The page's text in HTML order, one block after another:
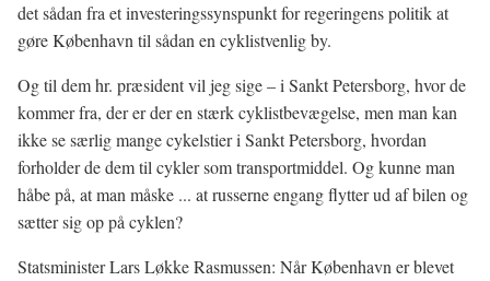
det sådan fra et investeringssynspunkt for regeringens politik at
gøre København til sådan en cyklistvenlig by.
Og til dem hr. præsident vil jeg sige – i Sankt Petersborg, hvor de
kommer fra, der er der en stærk cyklistbevægelse, men man kan
ikke se særlig mange cykelstier i Sankt Petersborg, hvordan
forholder de dem til cykler som transportmiddel. Og kunne man
håbe på, at man måske ... at russerne engang flytter ud af bilen og
sætter sig op på cyklen?
Statsminister Lars Løkke Rasmussen: Når København er blevet